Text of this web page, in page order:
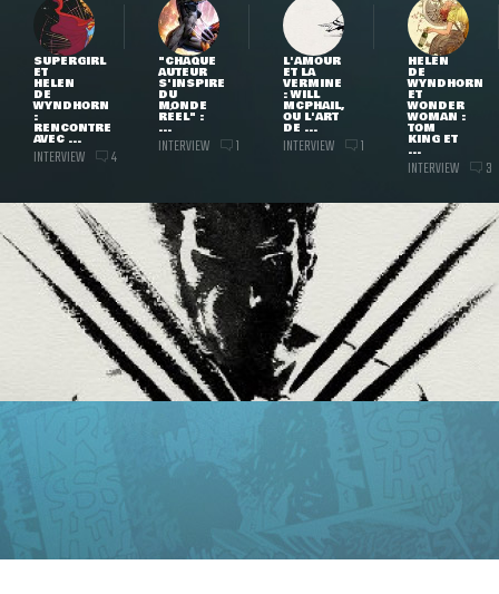
SUPERGIRL
ET
HELEN
DE
WYNDHORN
:
RENCONTRE
AVEC ...
INTERVIEW 4
"CHAQUE
AUTEUR
S'INSPIRE
DU
MONDE
RÉEL" :
...
INTERVIEW 1
L'AMOUR
ET LA
VERMINE
: WILL
MCPHAIL,
OU L'ART
DE ...
INTERVIEW 1
HELEN
DE
WYNDHORN
ET
WONDER
WOMAN :
TOM
KING ET
...
INTERVIEW 3